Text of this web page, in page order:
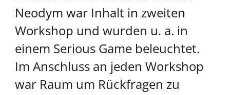
Neodym war Inhalt in zweiten
Workshop und wurden u. a. in
einem Serious Game beleuchtet.
Im Anschluss an jeden Workshop
war Raum um Rückfragen zu